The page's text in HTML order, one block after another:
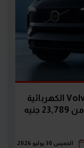
عز العرب تطلق عرضًا استثنائيًا على Volvo EX30 الكهربائية
الخميس 30 يوليو 2026